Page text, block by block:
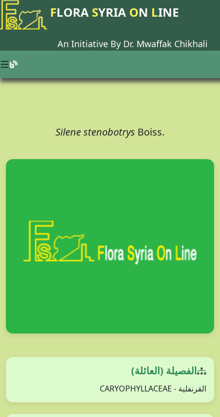
FLORA SYRIA ON LINE
An Initiative By Dr. Mwaffak Chikhali
Silene stenobotrys Boiss.
الفصيلة (العائلة)
القرنفلية - CARYOPHYLLACEAE